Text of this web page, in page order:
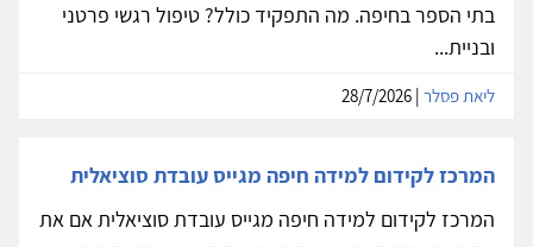
בתי הספר בחיפה. מה התפקיד כולל? טיפול רגשי פרטני
ובניית...
ליאת פסלר
המרכז לקידום למידה חיפה מגייס עובדת סוציאלית
המרכז לקידום למידה חיפה מגייס עובדת סוציאלית אם את